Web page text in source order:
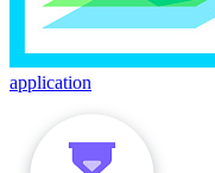
application